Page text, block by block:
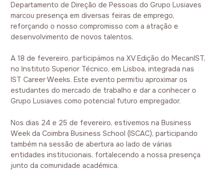
Departamento de Direção de Pessoas do Grupo Lusiaves
marcou presença em diversas feiras de emprego,
reforçando o nosso compromisso com a atração e
desenvolvimento de novos talentos.
A 18 de fevereiro, participámos na XV Edição do MecanIST,
no Instituto Superior Técnico, em Lisboa, integrada nas
IST Career Weeks. Este evento permitiu aproximar os
estudantes do mercado de trabalho e dar a conhecer o
Grupo Lusiaves como potencial futuro empregador.
Nos dias 24 e 25 de fevereiro, estivemos na Business
Week da Coimbra Business School (ISCAC), participando
também na sessão de abertura ao lado de várias
entidades institucionais, fortalecendo a nossa presença
junto da comunidade académica.